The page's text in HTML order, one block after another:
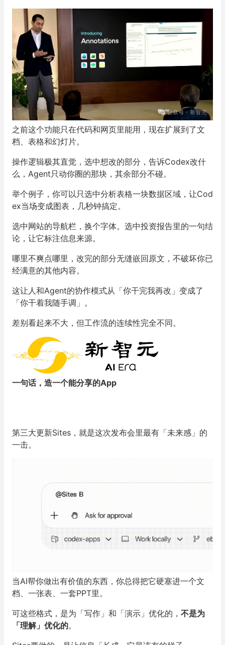
Agent的活儿越来越接近「成品」，但总有一个老大难
——想改一个小地方，怎么办?
以前的答案是：推翻重来，或者把整段需求重新打一遍。
第二大更新Annotations，解决的就是这个「最后一哆
嗦」的问题。
逻辑很简单：你指哪，它改哪。
之前这个功能只在代码和网页里能用，现在扩展到了文
档、表格和幻灯片。
操作逻辑极其直觉，选中想改的部分，告诉Codex改什
么，Agent只动你圈的那块，其余部分不碰。
举个例子，你可以只选中分析表格一块数据区域，让Cod
ex当场变成图表，几秒钟搞定。
选中网站的导航栏，换个字体。选中投资报告里的一句结
论，让它标注信息来源。
哪里不爽点哪里，改完的部分无缝嵌回原文，不破坏你已
经满意的其他内容。
一句话，造一个能分享的App
第三大更新Sites，就是这次发布会里最有「未来感」的